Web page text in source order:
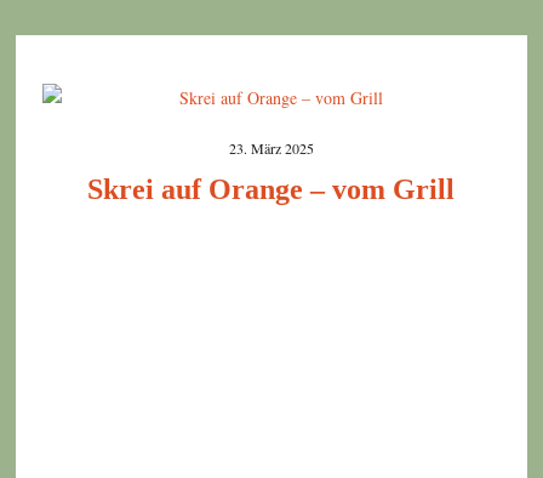
23. März 2025
Skrei auf Orange – vom Grill